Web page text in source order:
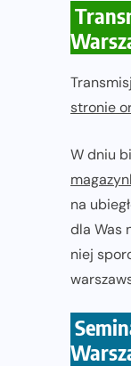
stronie
W dniu
na
dla Was
niej